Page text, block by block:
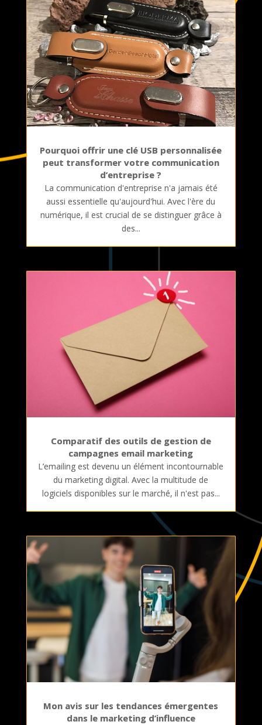
Pourquoi offrir une clé USB personnalisée
peut transformer votre communication
d’entreprise ?
La communication d'entreprise n'a jamais été
aussi essentielle qu'aujourd'hui. Avec l'ère du
numérique, il est crucial de se distinguer grâce à
des...
Comparatif des outils de gestion de
campagnes email marketing
L’emailing est devenu un élément incontournable
du marketing digital. Avec la multitude de
logiciels disponibles sur le marché, il n'est pas...
Mon avis sur les tendances émergentes
dans le marketing d’influence